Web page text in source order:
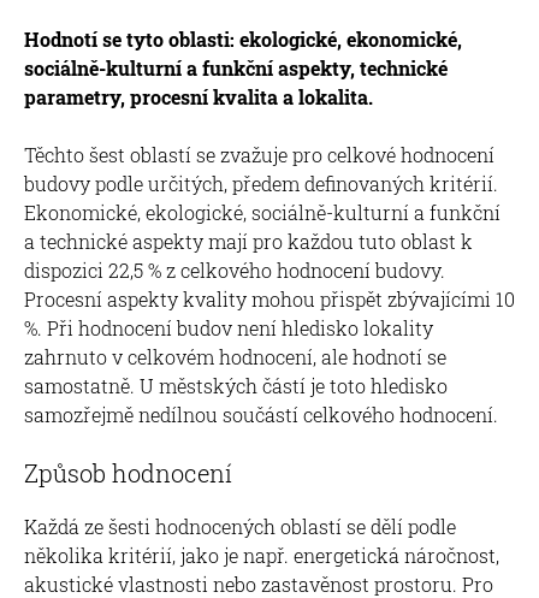
Hodnotí se tyto oblasti: ekologické, ekonomické,
sociálně-kulturní a funkční aspekty, technické
parametry, procesní kvalita a lokalita.
Těchto šest oblastí se zvažuje pro celkové hodnocení
budovy podle určitých, předem definovaných kritérií.
Ekonomické, ekologické, sociálně-kulturní a funkční
a technické aspekty mají pro každou tuto oblast k
dispozici 22,5 % z celkového hodnocení budovy.
Procesní aspekty kvality mohou přispět zbývajícími 10
%. Při hodnocení budov není hledisko lokality
zahrnuto v celkovém hodnocení, ale hodnotí se
samostatně. U městských částí je toto hledisko
samozřejmě nedílnou součástí celkového hodnocení.
Způsob hodnocení
Každá ze šesti hodnocených oblastí se dělí podle
několika kritérií, jako je např. energetická náročnost,
akustické vlastnosti nebo zastavěnost prostoru. Pro